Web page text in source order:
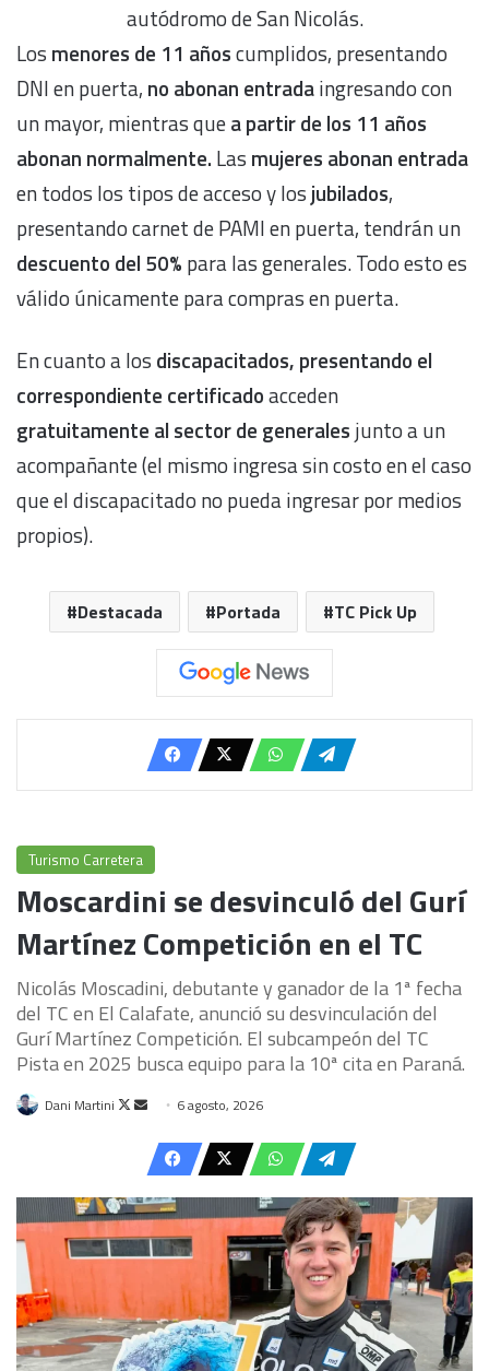
autódromo de San Nicolás.
Los menores de 11 añoscumplidos, presentando
DNI en puerta, no abonan entradaingresando con
un mayor, mientras quea partir de los 11 años
abonan normalmente. Las mujeres abonan entrada
en todos los tipos de acceso y losjubilados,
presentando carnet de PAMI en puerta, tendrán un
descuento del 50% para las generales. Todo esto es
válido únicamente para compras en puerta.
En cuanto a los discapacitados, presentando el
correspondiente certificadoacceden
gratuitamente al sector de generales junto a un
acompañante (el mismo ingresa sin costo en el caso
que el discapacitado no pueda ingresar por medios
propios).
Destacada Portada TC Pick Up